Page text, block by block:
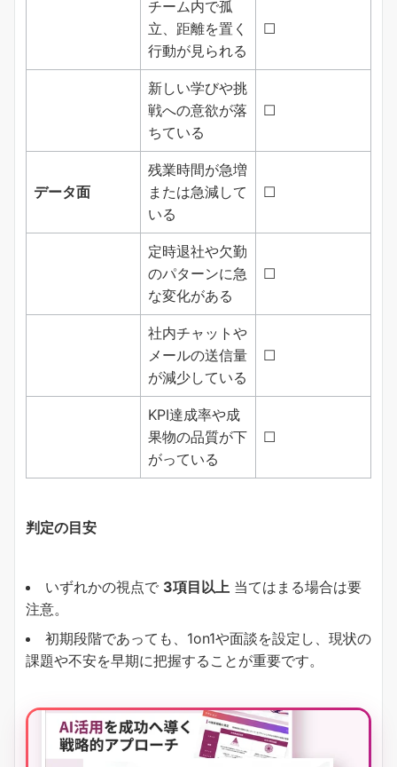
チーム内で孤
立、距離を置く
行動が見られる
☐
新しい学びや挑
戦への意欲が落
ちている
☐
データ面
残業時間が急増
または急減して
いる
☐
定時退社や欠勤
のパターンに急
な変化がある
☐
社内チャットや
メールの送信量
が減少している
☐
KPI達成率や成
果物の品質が下
がっている
☐
判定の目安
いずれかの視点で 3項目以上 当てはまる場合は要
注意。
初期段階であっても、1on1や面談を設定し、現状の
課題や不安を早期に把握することが重要です。